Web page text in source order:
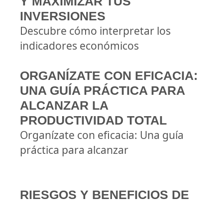
INVERSIONES
Descubre cómo interpretar los
indicadores económicos
ORGANÍZATE CON EFICACIA:
UNA GUÍA PRÁCTICA PARA
ALCANZAR LA
PRODUCTIVIDAD TOTAL
Organízate con eficacia: Una guía
práctica para alcanzar
RIESGOS Y BENEFICIOS DE